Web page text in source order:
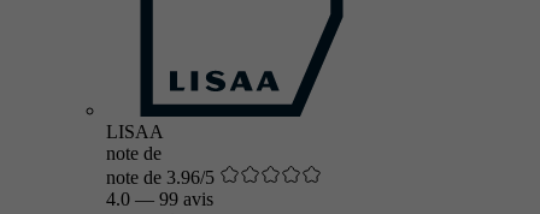
LISAA
note de
note de 3.96/5
4.0 — 99 avis